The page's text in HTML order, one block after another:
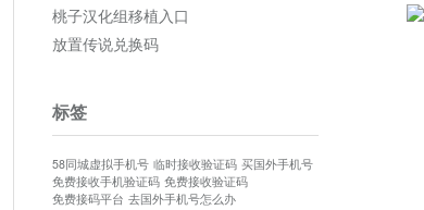
桃子汉化组移植入口
放置传说兑换码
标签
58同城虚拟手机号 临时接收验证码 买国外手机号
免费接收手机验证码 免费接收验证码
免费接码平台 去国外手机号怎么办